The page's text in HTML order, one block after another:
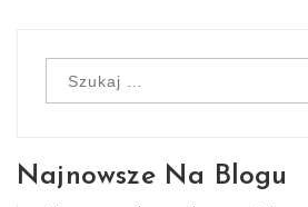
Najnowsze Na Blogu